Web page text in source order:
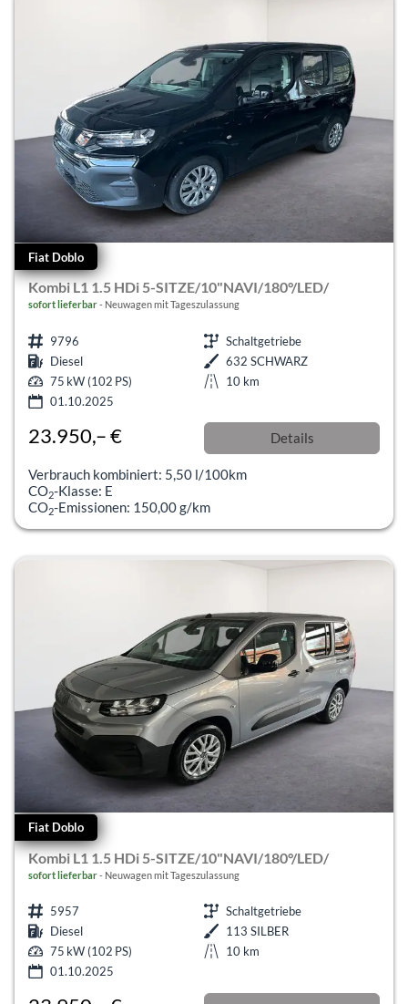
Fiat Doblo
Kombi L1 1.5 HDi 5-SITZE/10"NAVI/180°/LED/
sofort lieferbar Neuwagen mit Tageszulassung
9796
Schaltgetriebe
Diesel
632 SCHWARZ
75 kW (102 PS)
10 km
01.10.2025
23.950,– € Details
Verbrauch kombiniert: 5,50 l/100km
CO2-Klasse: E
CO2-Emissionen: 150,00 g/km
Fiat Doblo
Kombi L1 1.5 HDi 5-SITZE/10"NAVI/180°/LED/
sofort lieferbar Neuwagen mit Tageszulassung
5957
Schaltgetriebe
Diesel
113 SILBER
75 kW (102 PS)
10 km
01.10.2025